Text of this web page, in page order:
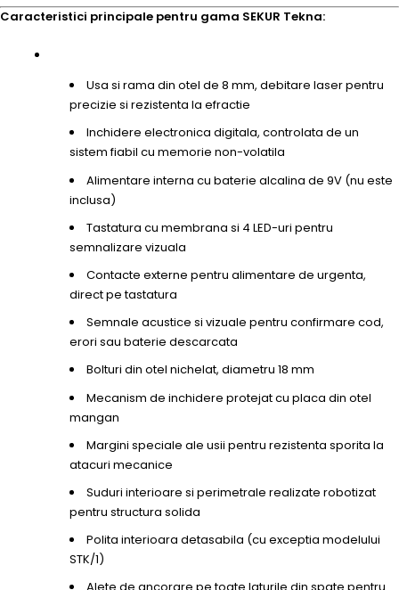
Caracteristici principale pentru gama SEKUR Tekna:
Usa si rama din otel de 8 mm, debitare laser pentru
precizie si rezistenta la efractie
Inchidere electronica digitala, controlata de un
sistem fiabil cu memorie non-volatila
Alimentare interna cu baterie alcalina de 9V (nu este
inclusa)
Tastatura cu membrana si 4 LED-uri pentru
semnalizare vizuala
Contacte externe pentru alimentare de urgenta,
direct pe tastatura
Semnale acustice si vizuale pentru confirmare cod,
erori sau baterie descarcata
Bolturi din otel nichelat, diametru 18 mm
Mecanism de inchidere protejat cu placa din otel
mangan
Margini speciale ale usii pentru rezistenta sporita la
atacuri mecanice
Suduri interioare si perimetrale realizate robotizat
pentru structura solida
Polita interioara detasabila (cu exceptia modelului
STK/1)